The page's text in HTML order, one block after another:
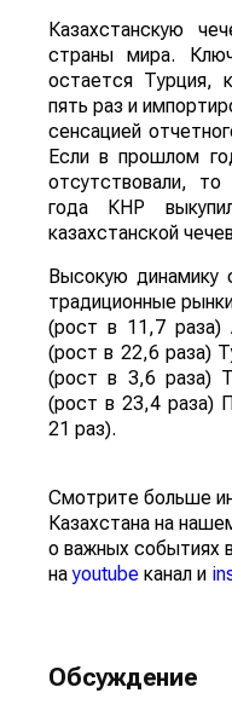
Казахстанскую
страны мира.
остается Турция,
пять раз и
сенсацией
Если в прошлом
отсутствовали,
года КНР
казахстанской
Высокую динамику
традиционные
(рост в 11,7
(рост в 22,6 раза)
(рост в 3,6 раза)
(рост в 23,4 раза)
21 раз).
Смотрите больше
Казахстана на
о важных событиях в
наyoutube канал и
Обсуждение